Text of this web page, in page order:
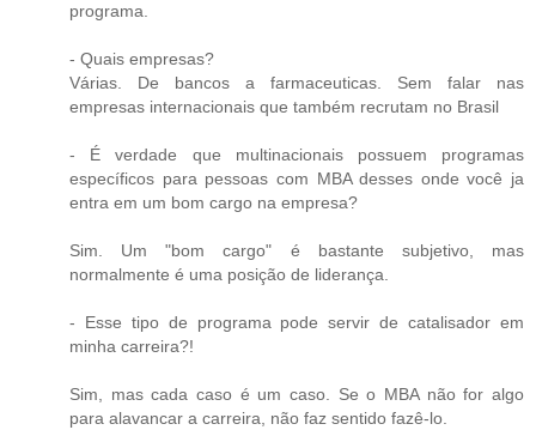
programa.
- Quais empresas?
Várias. De bancos a farmaceuticas. Sem falar nas
empresas internacionais que também recrutam no Brasil
- É verdade que multinacionais possuem programas
específicos para pessoas com MBA desses onde você ja
entra em um bom cargo na empresa?
Sim. Um "bom cargo" é bastante subjetivo, mas
normalmente é uma posição de liderança.
- Esse tipo de programa pode servir de catalisador em
minha carreira?!
Sim, mas cada caso é um caso. Se o MBA não for algo
para alavancar a carreira, não faz sentido fazê-lo.